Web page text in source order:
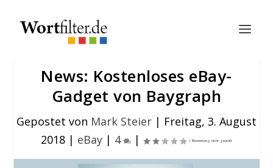
News: Kostenloses eBay-
Gadget von Baygraph
Gepostet von Mark Steier | Freitag, 3. August
2018 | eBay | 4 |